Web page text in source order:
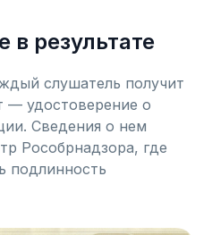
в результате
слушатель получит
— удостоверение о
Сведения о нем
Рособрнадзора, где
подлинность